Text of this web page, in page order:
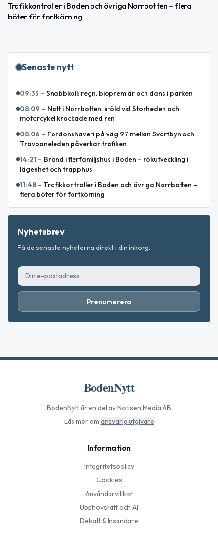
Trafikkontroller i Boden och övriga Norrbotten – flera
böter för fortkörning
Senaste nytt
09:33 – Snabbkoll: regn, biopremiär och dans i parken
08:09 – Natt i Norrbotten: stöld vid Storheden och
motorcykel krockade med ren
08:06 – Fordonshaveri på väg 97 mellan Svartbyn och
Travbaneleden påverkar trafiken
14:21 – Brand i flerfamiljshus i Boden – rökutveckling i
lägenhet och trapphus
11:48 – Trafikkontroller i Boden och övriga Norrbotten –
flera böter för fortkörning
Nyhetsbrev
Få de senaste nyheterna direkt i din inkorg.
Prenumerera
BodenNytt
BodenNyttär en del av Notisen Media AB
Läs mer om ansvarig utgivare
Information
Integritetspolicy
Cookies
Användarvillkor
Upphovsrätt och AI
Debatt & Insändare